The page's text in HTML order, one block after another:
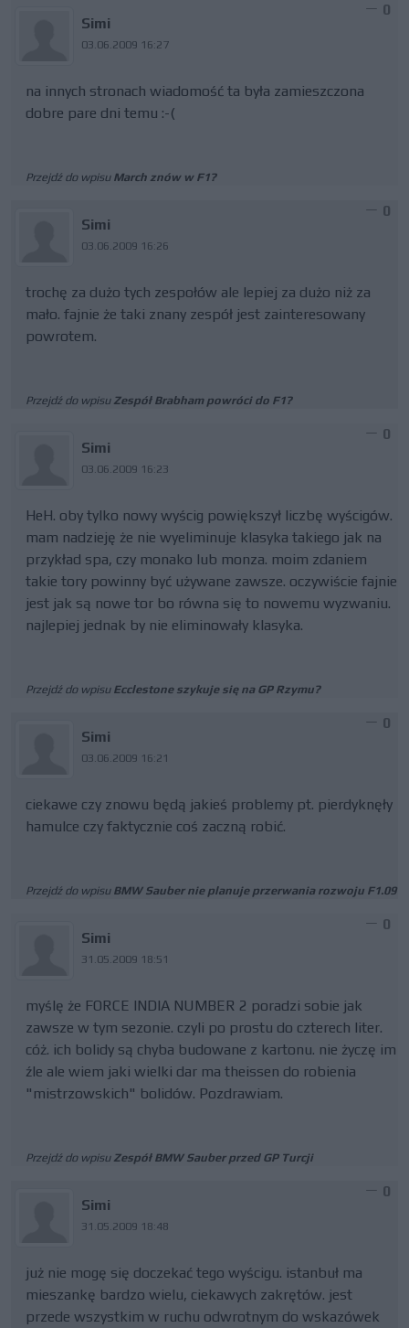
Simi
03.06.2009 16:27
0
na innych stronach wiadomość ta była zamieszczona
dobre pare dni temu :-(
Przejdź do wpisu March znów w F1?
Simi
03.06.2009 16:26
0
trochę za dużo tych zespołów ale lepiej za dużo niż za
mało. fajnie że taki znany zespół jest zainteresowany
powrotem.
Przejdź do wpisu Zespół Brabham powróci do F1?
Simi
03.06.2009 16:23
0
HeH. oby tylko nowy wyścig powiększył liczbę wyścigów.
mam nadzieję że nie wyeliminuje klasyka takiego jak na
przykład spa, czy monako lub monza. moim zdaniem
takie tory powinny być używane zawsze. oczywiście fajnie
jest jak są nowe tor bo równa się to nowemu wyzwaniu.
najlepiej jednak by nie eliminowały klasyka.
Przejdź do wpisu Ecclestone szykuje się na GP Rzymu?
Simi
03.06.2009 16:21
0
ciekawe czy znowu będą jakieś problemy pt. pierdyknęły
hamulce czy faktycznie coś zaczną robić.
Przejdź do wpisu BMW Sauber nie planuje przerwania rozwoju F1.09
Simi
31.05.2009 18:51
0
myślę że FORCE INDIA NUMBER 2 poradzi sobie jak
zawsze w tym sezonie. czyli po prostu do czterech liter.
cóż. ich bolidy są chyba budowane z kartonu. nie życzę im
źle ale wiem jaki wielki dar ma theissen do robienia
"mistrzowskich" bolidów. Pozdrawiam.
Przejdź do wpisu Zespół BMW Sauber przed GP Turcji
Simi
31.05.2009 18:48
0
już nie mogę się doczekać tego wyścigu. istanbuł ma
mieszankę bardzo wielu, ciekawych zakrętów. jest
przede wszystkim w ruchu odwrotnym do wskazówek